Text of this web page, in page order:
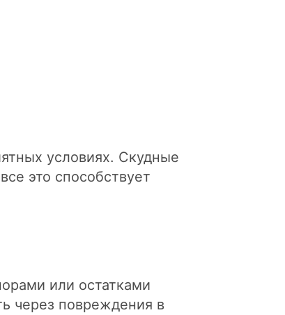
условиях. Скудные
это способствует
или остатками
через повреждения в